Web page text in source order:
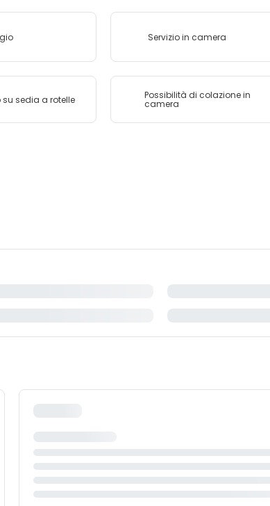
Servizio in camera
su sedia a rotelle Possibilità di colazione in
camera